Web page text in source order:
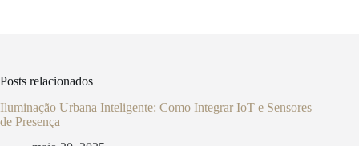
Posts relacionados
Iluminação Urbana Inteligente: Como Integrar IoT e Sensores
de Presença